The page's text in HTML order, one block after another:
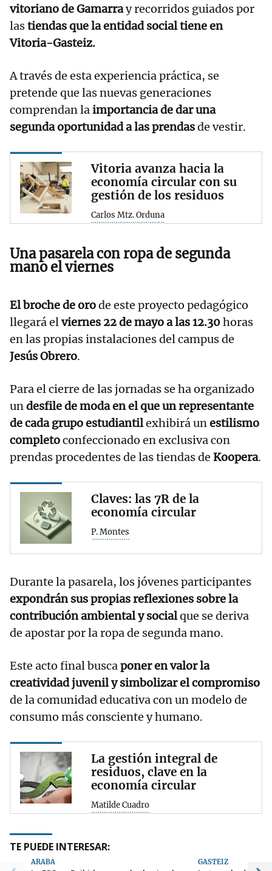
vitoriano de Gamarray recorridos guiados por
lastiendas que la entidad social tiene en
Vitoria-Gasteiz.
A través de esta experiencia práctica, se
pretende que las nuevas generaciones
comprendan laimportancia de dar una
segunda oportunidad a las prendasde vestir.
Vitoria avanza hacia la
economía circular con su
gestión de los residuos
Carlos Mtz. Orduna
Una pasarela con ropa de segunda
mano el viernes
El broche de orode este proyecto pedagógico
llegará elviernes 22 de mayoa las 12.30horas
en las propias instalaciones del campus de
Jesús Obrero.
Para el cierre de las jornadas se ha organizado
undesfile de moda en el que un representante
de cada grupo estudiantilexhibirá unestilismo
completoconfeccionado en exclusiva con
prendas procedentes de las tiendas de Koopera.
Claves: las 7R de la
economía circular
P. Montes
Durante la pasarela, los jóvenes participantes
expondrán sus propias reflexiones sobre la
contribución ambiental y socialque se deriva
de apostar por la ropa de segunda mano.
Este acto final buscaponer en valor la
creatividad juvenil y simbolizar el compromiso
de la comunidad educativa con un modelo de
consumo más consciente y humano.
La gestión integral de
residuos, clave en la
economía circular
Matilde Cuadro
TE PUEDE INTERESAR:
ARABA GASTEIZ